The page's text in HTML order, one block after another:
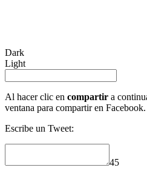
Dark
Light
Al hacer clic en compartir a
ventana para compartir en Facebook.
Escribe un Tweet:
45